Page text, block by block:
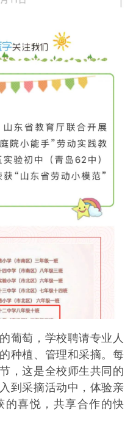
葡萄，学校聘请专业人
种植、管理和采摘。每
，这是全校师生共同的
到采摘活动中，体验亲
的喜悦，共享合作的快